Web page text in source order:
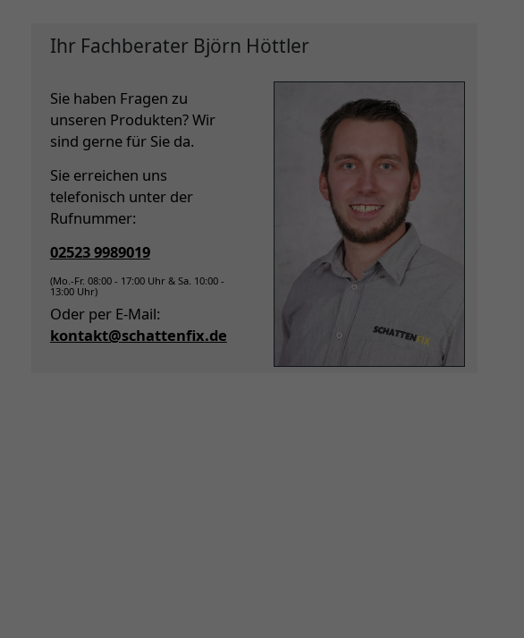
Ihr Fachberater Björn Höttler
Sie haben Fragen zu
unseren Produkten? Wir
sind gerne für Sie da.
Sie erreichen uns
telefonisch unter der
Rufnummer:
02523 9989019
(Mo.-Fr. 08:00 - 17:00 Uhr & Sa. 10:00 -
13:00 Uhr)
Oder per E-Mail:
kontakt@schattenfix.de